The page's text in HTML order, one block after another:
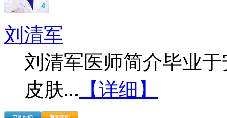
刘清军
刘清军医师简介毕业
皮肤... 【详细】